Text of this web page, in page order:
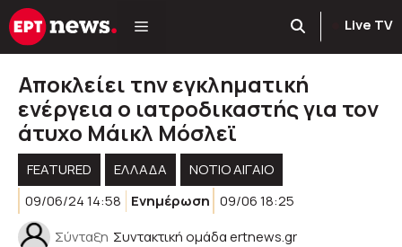
Μετάβαση
σε
Live TV
Αποκλείει την εγκληματική
ενέργεια ο ιατροδικαστής για τον
άτυχο Μάικλ Μόσλεϊ
FEATURED ΕΛΛΑΔΑ
ΝΟΤΙΟ ΑΙΓΑΙΟ
09/06/24 14:58
Ενημέρωση 09/06 18:25
Σύνταξη Συντακτική ομάδα ertnews.gr